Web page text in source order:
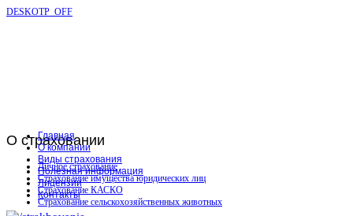
DESKOTP_OFF
О страховании
Личное страхование
Страхование имущества юридических лиц
Страхование КАСКО
Страхование сельскохозяйственных животных
Главная
О компании
Виды страхования
Полезная информация
Лицензии
Контакты